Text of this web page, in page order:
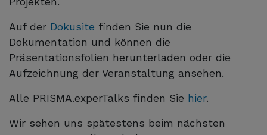
Auf der Dokusite finden Sie nun die
Dokumentation und können die
Präsentationsfolien herunterladen oder die
Aufzeichnung der Veranstaltung ansehen.
Alle PRISMA.experTalks finden Sie hier.
Wir sehen uns spätestens beim nächsten